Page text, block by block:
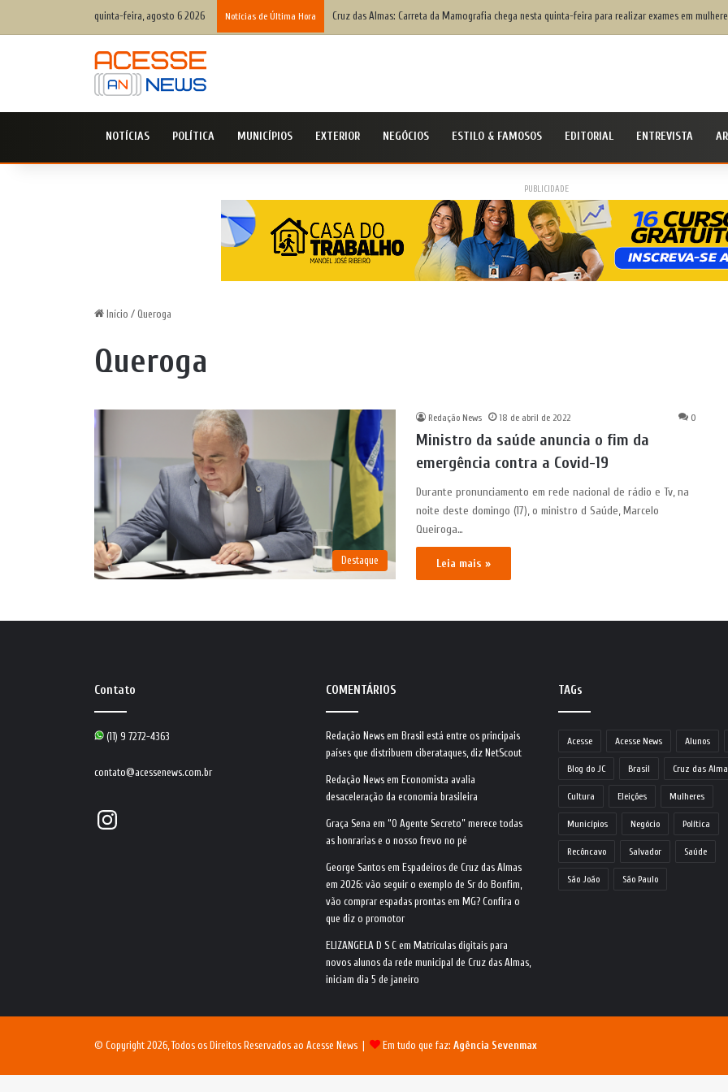
quinta-feira, agosto 6 2026 Notícias de Última Hora Cruz das Almas: Carreta da Mamografia chega nesta quinta-feira para realizar exames em
NOTÍCIAS POLÍTICA MUNICÍPIOS EXTERIOR NEGÓCIOS ESTILO & FAMOSOS EDITORIAL ENTREVISTA
PUBLICIDADE
Início / Queroga
Queroga
Destaque
Redação News 18 de abril de 2022 0
Ministro da saúde anuncia o fim da
emergência contra a Covid-19
Durante pronunciamento em rede nacional de rádio e Tv, na
noite deste domingo (17), o ministro d Saúde, Marcelo
Queiroga…
Leia mais »
Contato
(11) 9 7272-4363
contato@acessenews.com.br
Instagram
COMENTÁRIOS
Redação News em Brasil está entre os principais
países que distribuem ciberataques, diz NetScout
Redação News em Economista avalia
desaceleração da economia brasileira
Graça Sena em“O Agente Secreto” merece todas
as honrarias e o nosso frevo no pé
George Santos em Espadeiros de Cruz das Almas
em 2026: vão seguir o exemplo de Sr do Bonfim,
vão comprar espadas prontas em MG? Confira o
que diz o promotor
ELIZANGELA D S C em Matrículas digitais para
novos alunos da rede municipal de Cruz das Almas,
iniciam dia 5 de janeiro
TAGs
Acesse Acesse News Alunos
Blog do JC Brasil Cruz das
Cultura Eleições Mulheres
Municípios Negócio Política
Recôncavo Salvador Saúde
São João São Paulo
© Copyright 2026, Todos os Direitos Reservados ao Acesse News | Em tudo que faz: Agência Sevenmax